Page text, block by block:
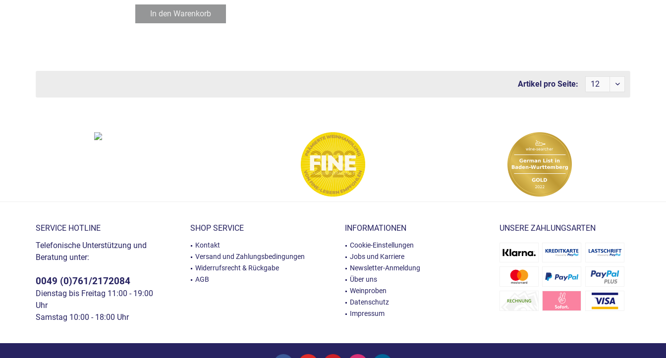
In den Warenkorb
Artikel pro Seite:
SERVICE HOTLINE
Telefonische Unterstützung und
Beratung unter:
0049 (0)761/2172084
Dienstag bis Freitag 11:00 - 19:00
Uhr
Samstag 10:00 - 18:00 Uhr
SHOP SERVICE
Kontakt
Versand und Zahlungsbedingungen
Widerrufsrecht & Rückgabe
AGB
INFORMATIONEN
Cookie-Einstellungen
Jobs und Karriere
Newsletter-Anmeldung
Über uns
Weinproben
Datenschutz
Impressum
UNSERE ZAHLUNGSARTEN